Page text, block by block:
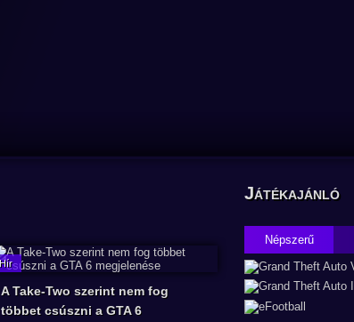
A Take-Two szerint nem fog
többet csúszni a GTA 6
Játékajánló
Népszerű